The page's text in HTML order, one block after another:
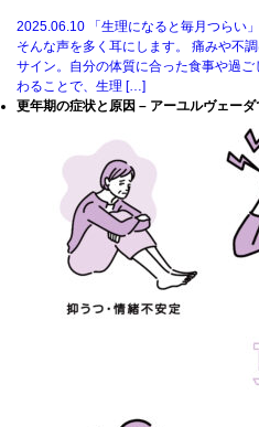
2025.06.10
「生理になると毎月つらい
そんな声を多く耳にします。 痛みや不
サイン。自分の体質に合った食事や過
わることで、生理 […]
更年期の症状と原因 – アーユルヴェー